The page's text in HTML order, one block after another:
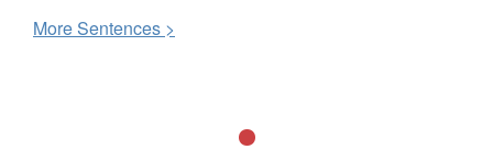
MoreSentences >